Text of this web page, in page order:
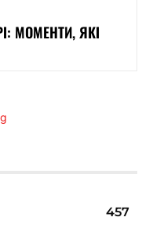
МОМЕНТИ, ЯКІ
457